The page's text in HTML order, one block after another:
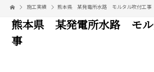
施工実績 熊本県 某発電所水路 モルタル吹付工事
熊本県 某発電所水路 モル
事